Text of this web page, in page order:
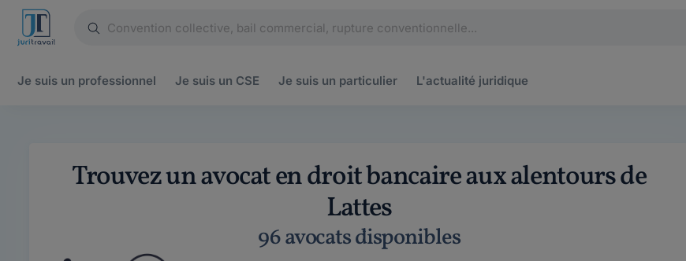
Je suis un professionnel Je suis un CSE Je suis un particulier L'actualité juridique
Trouvez un avocat en droit bancaire aux alentours de
Lattes
96 avocats disponibles